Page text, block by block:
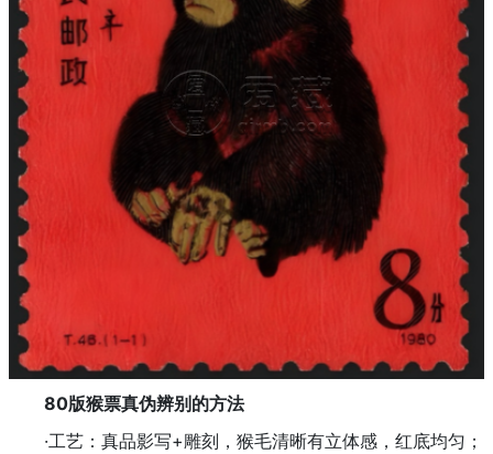
80版猴票真伪辨别的方法
·工艺：真品影写+雕刻，猴毛清晰有立体感，红底均匀；